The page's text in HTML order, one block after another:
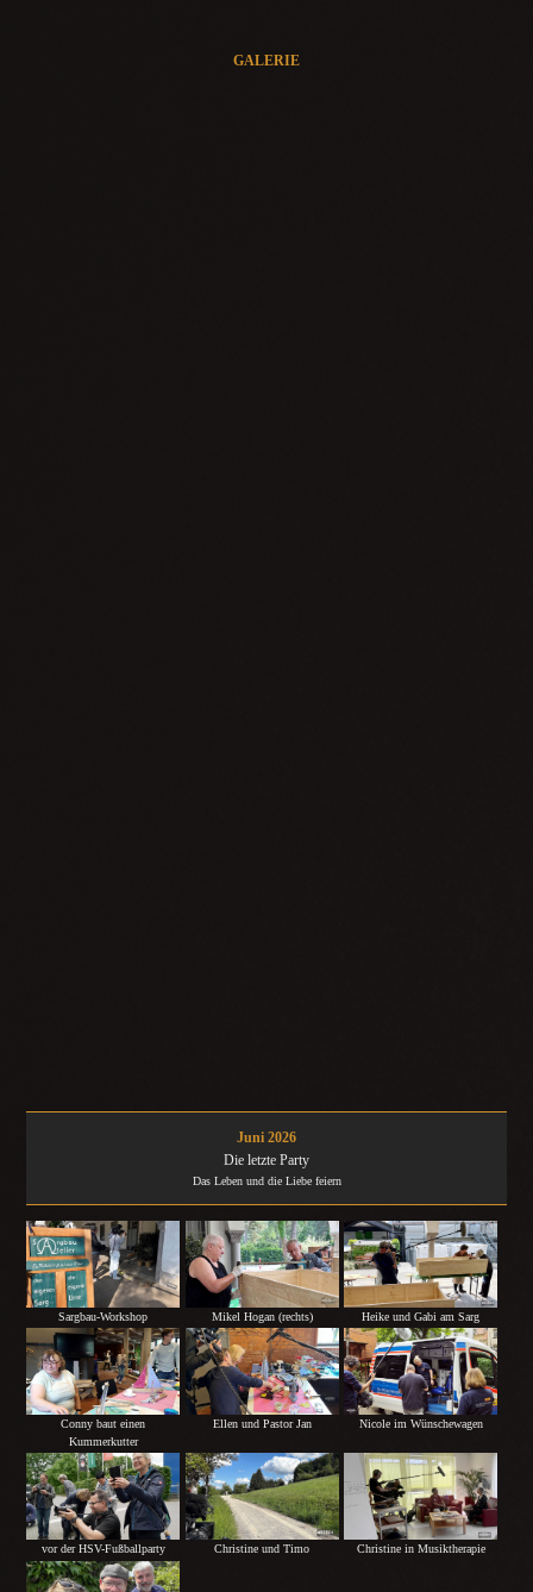
GALERIE
Juni 2026
Die letzte Party
Das Leben und die Liebe feiern
Sargbau-Workshop Mikel Hogan (rechts) Heike und Gabi am Sarg
Conny baut einen
Kummerkutter
Ellen und Pastor Jan Nicole im Wünschewagen
vor der HSV-Fußballparty Christine und Timo Christine in Musiktherapie